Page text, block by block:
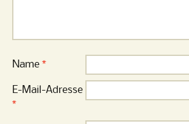
Name *
E-Mail-Adresse
*